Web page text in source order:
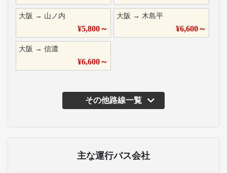
大阪 → 山ノ内
¥5,800～
大阪 →木島平
¥6,600～
大阪 → 信濃
¥6,600～
その他路線一覧
主な運行バス会社